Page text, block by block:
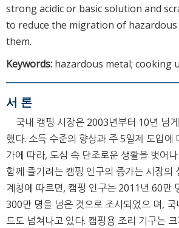
strong acidic or basic solution and
to reduce the migration of
them.
Keywords: hazardous metal; cooking
서 론
국내 캠핑 시장은 2003년부터 10년 넘
했다. 소득 수준의 향상과 주 5일제 도입에
가에 따라, 도심 속 단조로운 생활을 벗어
함께 즐기려는 캠핑 인구의 증가는 시장의
계청에 따르면, 캠핑 인구는 2011년 60만
300만 명을 넘은 것으로 조사되었으 며, 국
드도 넘쳐나고 있다. 캠핑용 조리 기구는